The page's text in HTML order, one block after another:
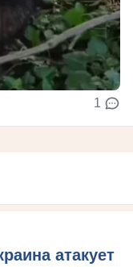
1
атакует